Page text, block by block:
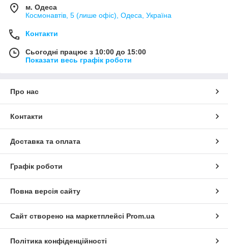
м. Одеса
Космонавтів, 5 (лише офіс), Одеса, Україна
Контакти
Сьогодні працює з 10:00 до 15:00
Показати весь графік роботи
Про нас
Контакти
Доставка та оплата
Графік роботи
Повна версія сайту
Сайт створено на маркетплейсі Prom.ua
Політика конфіденційності